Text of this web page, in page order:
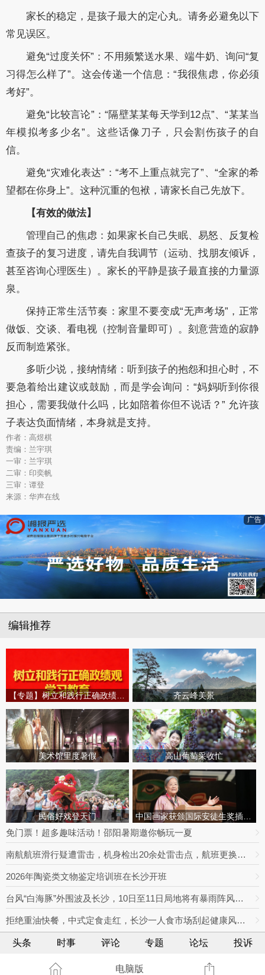
家长的稳定，是孩子最大的定心丸。请务必避免以下
常见误区。
避免“过度关怀”：不用频繁送水果、端牛奶、询问“复
习得怎么样了”。这会传递一个信息：“我很焦虑，你必须
考好”。
避免“比较言论”：“隔壁某某每天学到12点”、“某某当
年模拟考多少名”。这些话像刀子，只会割伤孩子的自
信。
避免“灾难化表达”：“考不上重点就完了”、“全家的希
望都在你身上”。这种沉重的包袱，请家长自己先放下。
【有效的做法】
管理自己的焦虑：如果家长自己失眠、易怒、反复检
查孩子的复习进度，请先自我调节（运动、找朋友倾诉，
甚至咨询心理医生）。家长的平静是孩子最直接的力量源
泉。
保持正常生活节奏：家里不要变成“无声考场”，正常
做饭、交谈、看电视（控制音量即可）。刻意营造的寂静
反而制造紧张。
多听少说，接纳情绪：听到孩子的抱怨和担心时，不
要急着给出建议或鼓励，而是学会询问：“妈妈听到你很
担心，需要我做什么吗，比如陪着你但不说话？” 允许孩
子表达负面情绪，本身就是支持。
作者：高煜棋
责编：兰宇琪
一审：兰宇琪
二审：印奕帆
三审：谭登
来源：华声在线
广告
编辑推荐
齐云峰美景
美术馆里度暑假 高山葡萄采收忙
民俗好戏登天门
免门票！超多趣味活动！邵阳暑期邀你畅玩一夏
南航航班滑行疑遭雷击，机身检出20余处雷击点，航班更换飞机延误出行
2026年陶瓷类文物鉴定培训班在长沙开班
台风“白海豚”外围波及长沙，10日至11日局地将有暴雨阵风，最高达9级
拒绝重油快餐，中式定食走红，长沙一人食市场刮起健康风｜消费新观察
头条 时事 评论 专题 论坛 投诉
电脑版